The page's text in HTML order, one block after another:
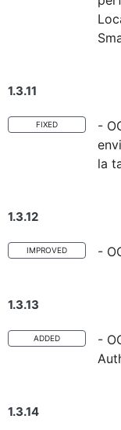
1.3.11
FIXED
-
la
1.3.12
IMPROVED -
1.3.13
ADDED
-
1.3.14